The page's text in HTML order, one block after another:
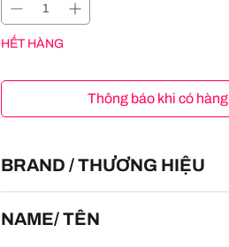
HẾT HÀNG
Thông báo khi có hàng
BRAND / THƯƠNG HIỆU
NAME/ TÊN